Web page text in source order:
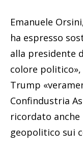
Emanuele
ha espresso
alla presidente
colore
Trump
Confindustria
ricordato anche
geopolitico sui